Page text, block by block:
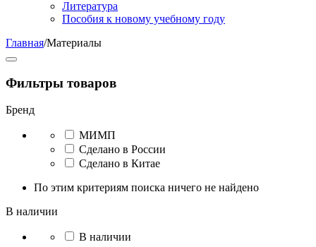
Литература
Пособия к новому учебному году
Главная/Материалы
Фильтры товаров
Бренд
МИМП
Сделано в России
Сделано в Китае
По этим критериям поиска ничего не найдено
В наличии
В наличии